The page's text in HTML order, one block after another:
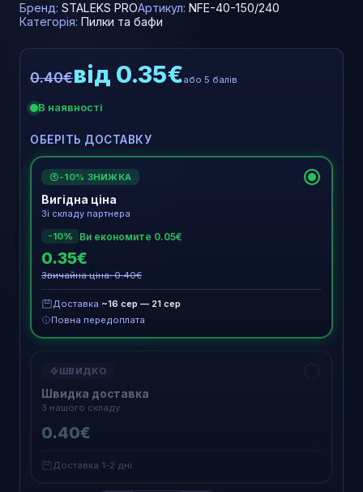
Бренд: STALEKS PROАртикул: NFE-40-150/240
Категорія: Пилки та бафи
0.40€від 0.35€або 5 балів
В наявності
ОБЕРІТЬ ДОСТАВКУ
€ -10% ЗНИЖКА
Вигідна ціна
Зі складу партнера
-10%
Ви економите 0.05€
0.35€
Звичайна ціна: 0.40€
Доставка ~16 сер — 21 сер
Повна передоплата
ШВИДКО
Швидка доставка
З нашого складу
0.40€
Доставка 1-2 дні